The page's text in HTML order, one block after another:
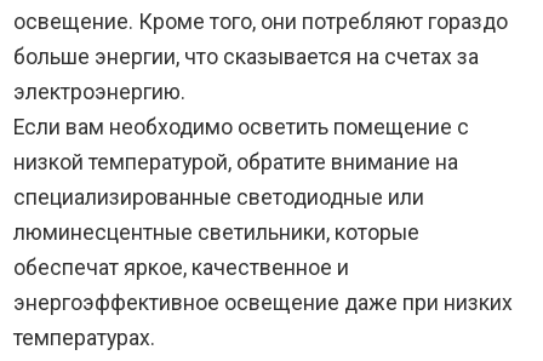
освещение. Кроме того, они потребляют гораздо
больше энергии, что сказывается на счетах за
электроэнергию.
Если вам необходимо осветить помещение с
низкой температурой, обратите внимание на
специализированные светодиодные или
люминесцентные светильники, которые
обеспечат яркое, качественное и
энергоэффективное освещение даже при низких
температурах.